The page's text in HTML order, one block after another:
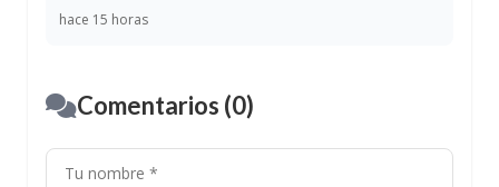
hace 15 horas
Comentarios (0)